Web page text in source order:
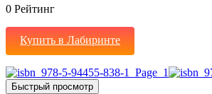
0 Рейтинг
Купить в Лабиринте
Быстрый просмотр